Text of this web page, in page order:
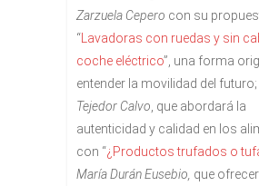
Zarzuela Cepero con su
“ Lavadoras con ruedas y sin
coche eléctrico”, una forma
entender la movilidad del futuro;
Tejedor Calvo , que abordará la
autenticidad y calidad en los
con “¿Productos trufados o
María Durán Eusebio que